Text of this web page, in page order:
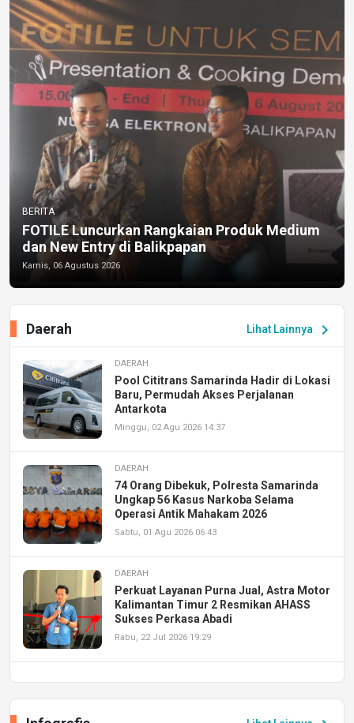
BERITA
FOTILE Luncurkan Rangkaian Produk Medium
dan New Entry di Balikpapan
Kamis, 06 Agustus 2026
Lihat Lainnya chevron_right
Daerah
DAERAH
Pool Cititrans Samarinda Hadir di Lokasi
Baru, Permudah Akses Perjalanan
Antarkota
Minggu, 02 Agu 2026 14:37
DAERAH
74 Orang Dibekuk, Polresta Samarinda
Ungkap 56 Kasus Narkoba Selama
Operasi Antik Mahakam 2026
Sabtu, 01 Agu 2026 06:43
DAERAH
Perkuat Layanan Purna Jual, Astra Motor
Kalimantan Timur 2 Resmikan AHASS
Sukses Perkasa Abadi
Rabu, 22 Jul 2026 19:29